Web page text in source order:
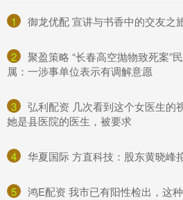
1 御龙优配 宣讲与书香中的交友之
2
聚盈策略 “长春高空抛物致死案”
属：一涉事单位表示有调解意愿
3
弘利配资 几次看到这个女医生的
她是县医院的医生，被要求
4 华夏国际 方直科技：股东黄晓峰
5 鸿E配资 我市已有阳性检出，这